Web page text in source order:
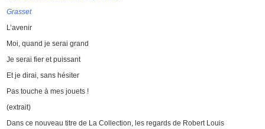
Grasset
L’avenir
Moi, quand je serai grand
Je serai fier et puissant
Et je dirai, sans hésiter
Pas touche à mes jouets !
(extrait)
Dans ce nouveau titre de La Collection, les regards de Robert Louis